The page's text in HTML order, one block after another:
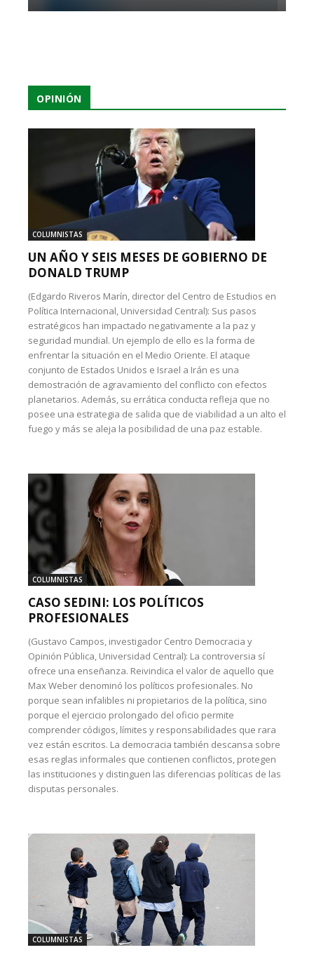
OPINIÓN
COLUMNISTAS
UN AÑO Y SEIS MESES DE GOBIERNO DE
DONALD TRUMP
(Edgardo Riveros Marín, director del Centro de Estudios en
Política Internacional, Universidad Central): Sus pasos
estratégicos han impactado negativamente a la paz y
seguridad mundial. Un ejemplo de ello es la forma de
enfrentar la situación en el Medio Oriente. El ataque
conjunto de Estados Unidos e Israel a Irán es una
demostración de agravamiento del conflicto con efectos
planetarios. Además, su errática conducta refleja que no
posee una estrategia de salida que de viabilidad a un alto el
fuego y más se aleja la posibilidad de una paz estable.
COLUMNISTAS
CASO SEDINI: LOS POLÍTICOS
PROFESIONALES
(Gustavo Campos, investigador Centro Democracia y
Opinión Pública, Universidad Central): La controversia sí
ofrece una enseñanza. Reivindica el valor de aquello que
Max Weber denominó los políticos profesionales. No
porque sean infalibles ni propietarios de la política, sino
porque el ejercicio prolongado del oficio permite
comprender códigos, límites y responsabilidades que rara
vez están escritos. La democracia también descansa sobre
esas reglas informales que contienen conflictos, protegen
las instituciones y distinguen las diferencias políticas de las
disputas personales.
COLUMNISTAS